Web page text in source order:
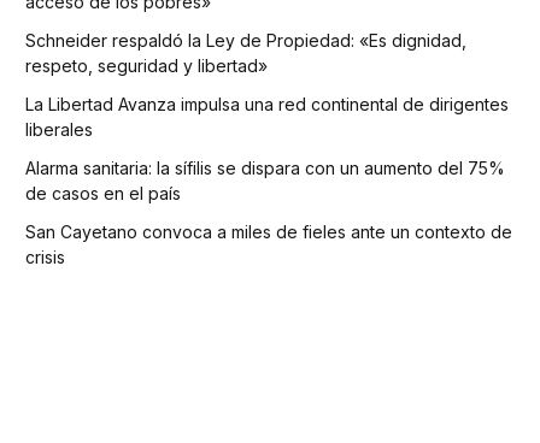
Schneider respaldó la Ley de Propiedad: «Es dignidad,
respeto, seguridad y libertad»
La Libertad Avanza impulsa una red continental de dirigentes
liberales
Alarma sanitaria: la sífilis se dispara con un aumento del 75%
de casos en el país
San Cayetano convoca a miles de fieles ante un contexto de
crisis